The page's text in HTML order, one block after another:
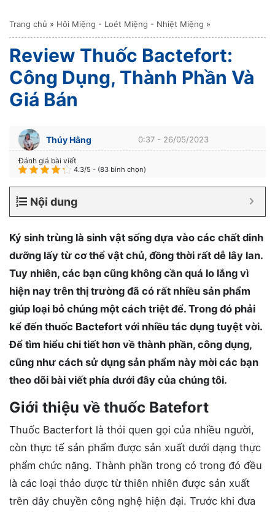
Trang chủ » Hôi Miệng - Loét Miệng - Nhiệt Miệng »
Review Thuốc Bactefort:
Công Dụng, Thành Phần Và
Giá Bán
Thúy Hằng 0:37 - 26/05/2023
Đánh giá bài viết
4.3/5 - (83 bình chọn)
Nội dung
Ký sinh trùng là sinh vật sống dựa vào các chất dinh
dưỡng lấy từ cơ thể vật chủ, đồng thời rất dễ lây lan.
Tuy nhiên, các bạn cũng không cần quá lo lắng vì
hiện nay trên thị trường đã có rất nhiều sản phẩm
giúp loại bỏ chúng một cách triệt để. Trong đó phải
kể đến thuốc Bactefort với nhiều tác dụng tuyệt vời.
Để tìm hiểu chi tiết hơn về thành phần, công dụng,
cũng như cách sử dụng sản phẩm này mời các bạn
theo dõi bài viết phía dưới đây của chúng tôi.
Giới thiệu về thuốc Batefort
Thuốc Bacterfort là thói quen gọi của nhiều người,
còn thực tế sản phẩm được sản xuất dưới dạng thực
phẩm chức năng. Thành phần trong có trong đó đều
là các loại thảo dược từ thiên nhiên được sản xuất
trên dây chuyền công nghệ hiện đại. Trước khi đưa